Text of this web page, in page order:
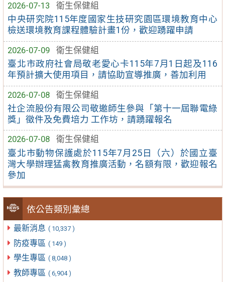
2026-07-13
衛生保健組
中央研究院115年度國家生技研究園區環境教育中心
檢送環境教育課程體驗計畫1份，歡迎踴躍申請
2026-07-09
衛生保健組
臺北市政府社會局敬老愛心卡115年7月1日起及116
年預計擴大使用項目，請協助宣導推廣，善加利用
2026-07-08
衛生保健組
社企流股份有限公司敬邀師生參與「第十一屆聯電綠
獎」徵件及免費培力 工作坊，請踴躍報名
2026-07-08
衛生保健組
臺北市動物保護處於115年7月25日（六）於國立臺
灣大學辦理猛禽教育推廣活動，名額有限，歡迎報名
參加
依公告類別彙總
最新消息 ( 10,337 )
防疫專區 ( 149 )
學生專區 ( 8,048 )
教師專區 ( 6,904 )